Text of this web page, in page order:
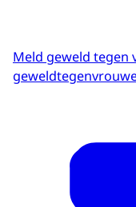
Meld geweld tegen